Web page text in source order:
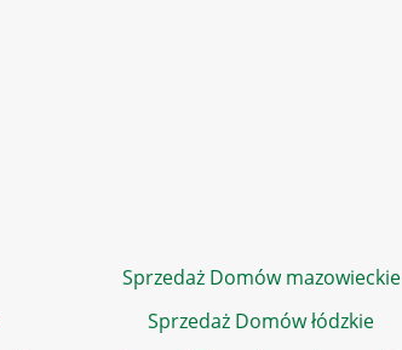
Sprzedaż Domów mazowieckie
Sprzedaż Domów łódzkie